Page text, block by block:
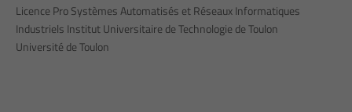
Licence Pro Systèmes Automatisés et Réseaux Informatiques
Industriels Institut Universitaire de Technologie de Toulon
Université de Toulon